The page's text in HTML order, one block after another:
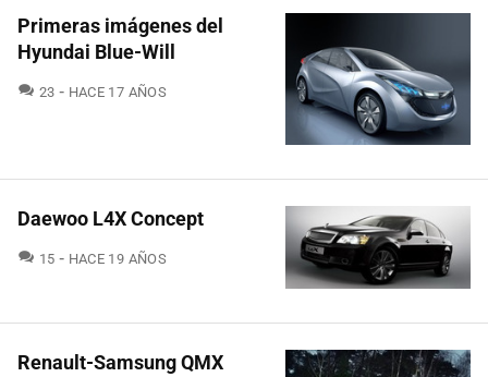
Primeras imágenes del
Hyundai Blue-Will
23 COMENTARIOS
HACE 17 AÑOS
Daewoo L4X Concept
15 COMENTARIOS
HACE 19 AÑOS
Renault-Samsung QMX